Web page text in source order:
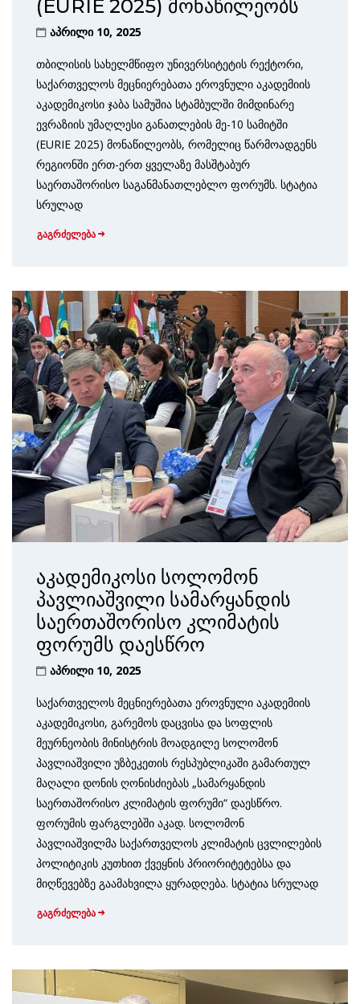
(EURIE 2025) მონაწილეობს
აპრილი 10, 2025
თბილისის სახელმწიფო უნივერსიტეტის რექტორი,
საქართველოს მეცნიერებათა ეროვნული აკადემიის
აკადემიკოსი ჯაბა სამუშია სტამბულში მიმდინარე
ევრაზიის უმაღლესი განათლების მე-10 სამიტში
(EURIE 2025) მონაწილეობს, რომელიც წარმოადგენს
რეგიონში ერთ-ერთ ყველაზე მასშტაბურ
საერთაშორისო საგანმანათლებლო ფორუმს. სტატია
სრულად
გაგრძელება
აკადემიკოსი სოლომონ
პავლიაშვილი სამარყანდის
საერთაშორისო კლიმატის
ფორუმს დაესწრო
აპრილი 10, 2025
საქართველოს მეცნიერებათა ეროვნული აკადემიის
აკადემიკოსი, გარემოს დაცვისა და სოფლის
მეურნეობის მინისტრის მოადგილე სოლომონ
პავლიაშვილი უზბეკეთის რესპუბლიკაში გამართულ
მაღალი დონის ღონისძიებას „სამარყანდის
საერთაშორისო კლიმატის ფორუმი“ დაესწრო.
ფორუმის ფარგლებში აკად. სოლომონ
პავლიაშვილმა საქართველოს კლიმატის ცვლილების
პოლიტიკის კუთხით ქვეყნის პრიორიტეტებსა და
მიღწევებზე გაამახვილა ყურადღება. სტატია სრულად
გაგრძელება